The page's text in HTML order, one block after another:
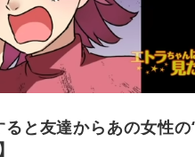
と友達からあの女性